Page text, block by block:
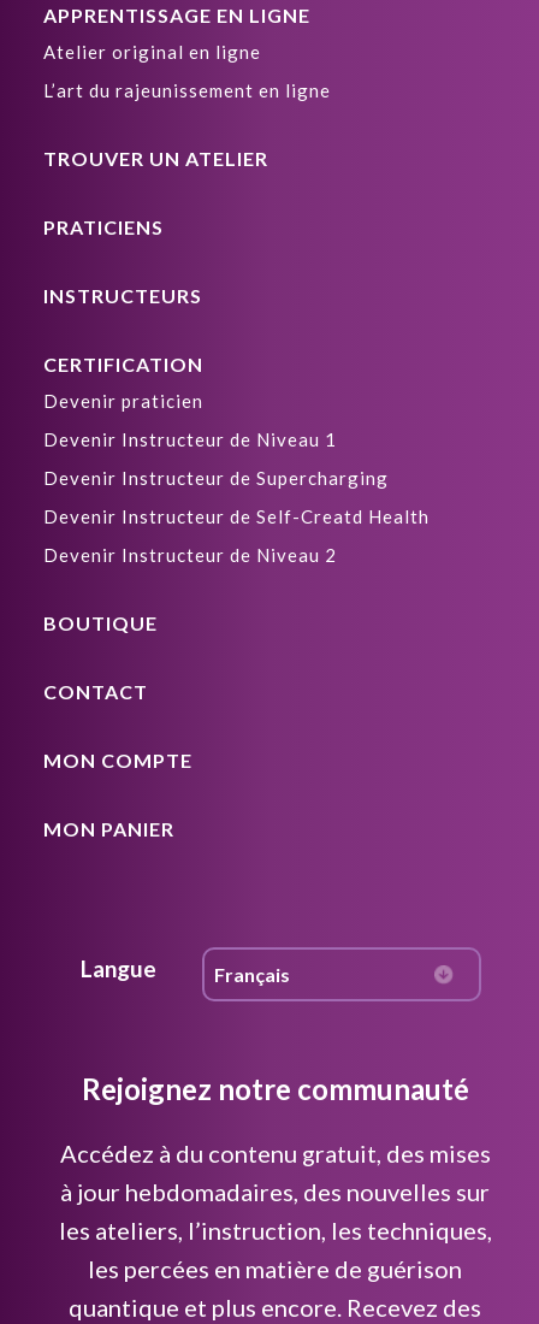
APPRENTISSAGE EN LIGNE
Atelier original en ligne
L’art du rajeunissement en ligne
TROUVER UN ATELIER
PRATICIENS
INSTRUCTEURS
CERTIFICATION
Devenir praticien
Devenir Instructeur de Niveau 1
Devenir Instructeur de Supercharging
Devenir Instructeur de Self-Creatd Health
Devenir Instructeur de Niveau 2
BOUTIQUE
CONTACT
MON COMPTE
MON PANIER
Langue
Rejoignez notre communauté
Accédez à du contenu gratuit, des mises
à jour hebdomadaires, des nouvelles sur
les ateliers, l’instruction, les techniques,
les percées en matière de guérison
quantique et plus encore. Recevez des